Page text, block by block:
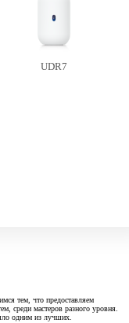
UDR7
тем, что предоставляем
среди мастеров разного уровня.
одним из лучших.